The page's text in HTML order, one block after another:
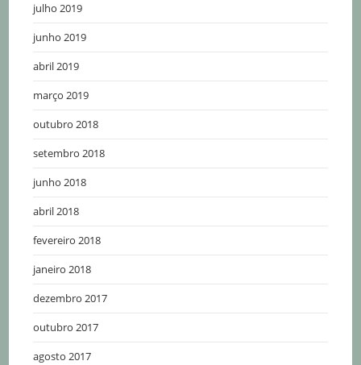
julho 2019
junho 2019
abril 2019
março 2019
outubro 2018
setembro 2018
junho 2018
abril 2018
fevereiro 2018
janeiro 2018
dezembro 2017
outubro 2017
agosto 2017